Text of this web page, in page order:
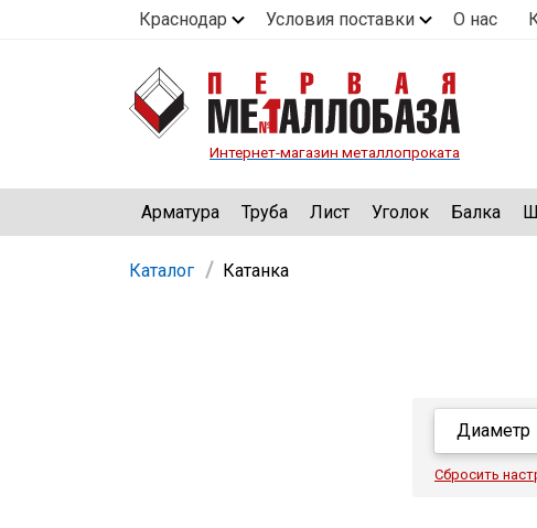
Краснодар Условия поставки О нас
Интернет-магазин металлопроката
Арматура Труба Лист Уголок Балка
Каталог Катанка
Диаметр
Все
Сбросить